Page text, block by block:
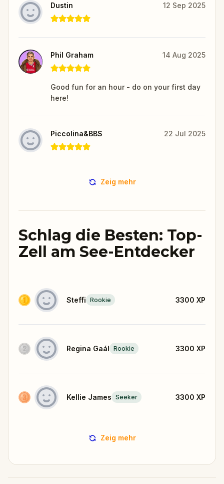
Dustin 12 Sep 2025
Phil Graham 14 Aug 2025
Good fun for an hour - do on your first day
here!
Piccolina&BBS 22 Jul 2025
Zeig mehr
Schlag die Besten: Top-
Zell am See-Entdecker
Steffi Rookie 3300 XP
Regina Gaál Rookie 3300 XP
Kellie James Seeker 3300 XP
Zeig mehr